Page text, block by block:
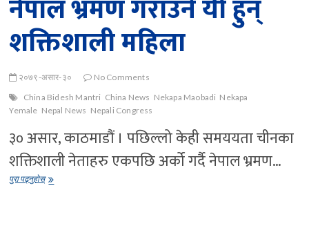
नेपाल भ्रमण गराउने यी हुन्
शक्तिशाली महिला
२०७९-असार-३०
No Comments
China Bidesh Mantri China News Nekapa Maobadi Nekapa
Yemale Nepal News Nepali Congress
३० असार, काठमाडौं । पछिल्लो केही समययता चीनका
शक्तिशाली नेताहरु एकपछि अर्को गर्दै नेपाल भ्रमण…
पुरा पढ्नुहोस्शक्तिशाली